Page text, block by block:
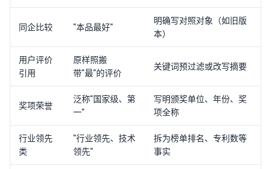
同企比较 "本品最好"
明确写对照对象（如旧版
本）
用户评价
引用
原样照搬
带"最"的评价
关键词预过滤或改写摘要
奖项荣誉
泛称"国家级、第
一"
写明颁奖单位、年份、奖
项全称
行业领先
类
"行业领先、技术
领先"
拆为榜单排名、专利数等
事实